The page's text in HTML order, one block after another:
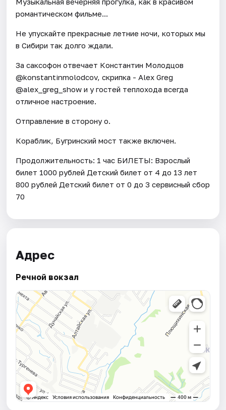
романтическом фильме...
Не упускайте прекрасные летние ночи, которых мы
в Сибири так долго ждали.
За саксофон отвечает Константин Молодцов
@konstantinmolodcov, скрипка - Alex Greg
@alex_greg_show и у гостей теплохода всегда
отличное настроение.
Отправление в сторону о.
Кораблик, Бугринский мост также включен.
Продолжительность: 1 час БИЛЕТЫ: Взрослый
билет 1000 рублей Детский билет от 4 до 13 лет
800 рублей Детский билет от 0 до 3 сервисный сбор
70
Адрес
Речной вокзал